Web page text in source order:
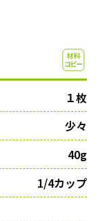
１枚
少々
40g
1/4カップ